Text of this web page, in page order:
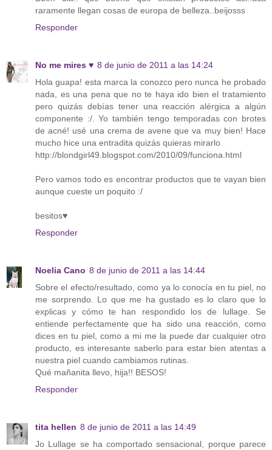
raramente llegan cosas de europa de belleza..beijosss
Responder
No me mires ♥ 8 de junio de 2011 a las 14:24
Hola guapa! esta marca la conozco pero nunca he probado
nada, es una pena que no te haya ido bien el tratamiento
pero quizás debías tener una reacción alérgica a algún
componente :/. Yo también tengo temporadas con brotes
de acné! usé una crema de avene que va muy bien! Hace
mucho hice una entradita quizás quieras mirarlo
http://blondgirl49.blogspot.com/2010/09/funciona.html
Pero vamos todo es encontrar productos que te vayan bien
aunque cueste un poquito :/
besitos♥
Responder
Noelia Cano 8 de junio de 2011 a las 14:44
Sobre el efecto/resultado, como ya lo conocía en tu piel, no
me sorprendo. Lo que me ha gustado es lo claro que lo
explicas y cómo te han respondido los de lullage. Se
entiende perfectamente que ha sido una reacción, como
dices en tu piel, como a mi me la puede dar cualquier otro
producto, es interesante saberlo para estar bien atentas a
nuestra piel cuando cambiamos rutinas.
Qué mañanita llevo, hija!! BESOS!
Responder
tita hellen 8 de junio de 2011 a las 14:49
Jo Lullage se ha comportado sensacional, porque parece